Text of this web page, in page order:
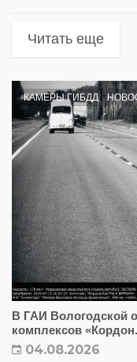
Читать еще
КАМЕРЫ ГИБДД
В ГАИ Вологодской
комплексов
04.08.2026